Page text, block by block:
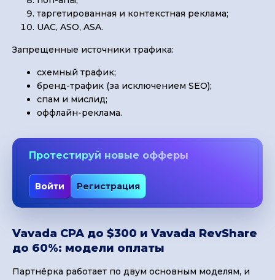
таргетированная и контекстная реклама;
UAC, ASO, ASA.
Запрещенные источники трафика:
схемный трафик;
бренд-трафик (за исключением SEO);
спам и мислид;
оффлайн-реклама.
Протестируй новые офферы
Войти Регистрация
Vavada CPA до $300 и Vavada RevShare
до 60%: модели оплаты
Партнёрка работает по двум основным моделям, и